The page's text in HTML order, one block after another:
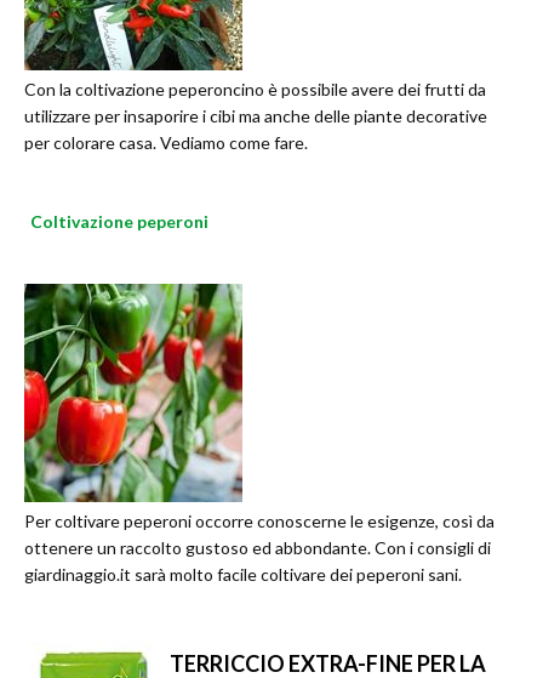
Con la coltivazione peperoncino è possibile avere dei frutti da
utilizzare per insaporire i cibi ma anche delle piante decorative
per colorare casa. Vediamo come fare.
Coltivazione peperoni
Per coltivare peperoni occorre conoscerne le esigenze, così da
ottenere un raccolto gustoso ed abbondante. Con i consigli di
giardinaggio.it sarà molto facile coltivare dei peperoni sani.
TERRICCIO EXTRA-FINE PER LA